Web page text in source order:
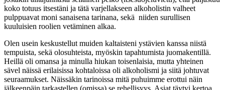
koko totuus itsestäni ja tätä varjellakseen alkoholistin valheet
pulppuavat moni sanaisena tarinana, sekä niiden surullisen
kuuluisien roolien vetäminen alkaa.
Olen usein keskustellut muiden kaltaisteni ystävien kanssa niistä
tempuista, sekä olosuhteista, myöskin tapahtumista juomakentillä.
Heillä oli omansa ja minulla hiukan toisenlaisia, mutta yhteinen
sävel näissä erilaisissa kohtaloissa oli alkoholismi ja siitä johtuvat
seuraamukset. Näissäkin tarinoissa mitä puhuimme erottui näin
jälkeenpäin tarkastellen (omissa) se rehellisyys. Asiat täytyi kertoa